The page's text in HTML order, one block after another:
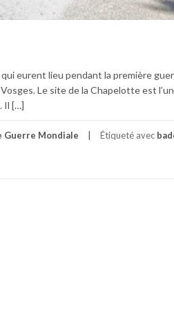
eurent lieu pendant la première
Le site de la Chapelotte est
Il […]
Guerre Mondiale Étiqueté avec